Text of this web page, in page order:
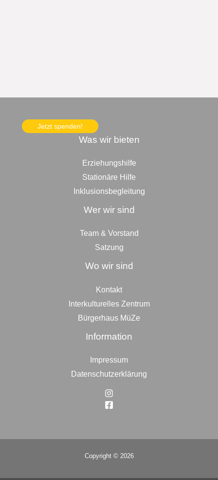
Jetzt spenden!
Was wir bieten
Erziehungshilfe
Stationäre Hilfe
Inklusionsbegleitung
Wer wir sind
Team & Vorstand
Satzung
Wo wir sind
Kontakt
Interkulturelles Zentrum
Bürgerhaus MüZe
Information
Impressum
Datenschutzerklärung
Copyright © 2026